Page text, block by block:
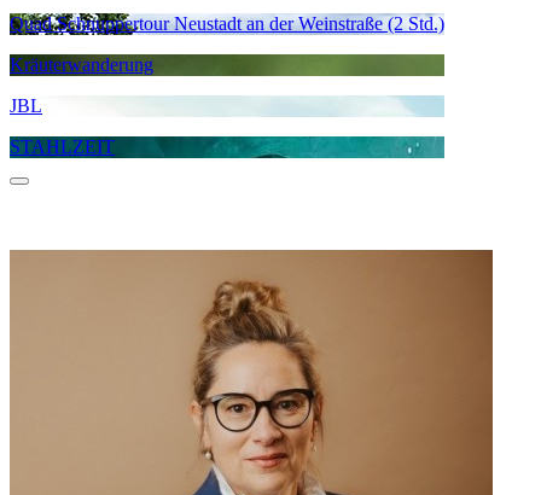
Quad Schnuppertour Neustadt an der Weinstraße (2 Std.)
Kräuterwanderung
JBL
STAHLZEIT